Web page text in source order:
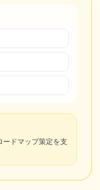
ードマップ策定を支